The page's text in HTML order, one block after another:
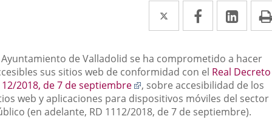
Twitter
Enlace
a
una
aplicación
externa.
Facebook
Enlace
a
una
aplicación
externa.
a
una
Ayuntamiento de Valladolid se ha comprometido a hacer
sus sitios web de conformidad con el Real Decreto
2018, de 7 de septiembre
Enlace
a
una
, sobre accesibilidad de los
web y aplicaciones para dispositivos móviles del sector
(en adelante, RD 1112/2018, de 7 de septiembre).